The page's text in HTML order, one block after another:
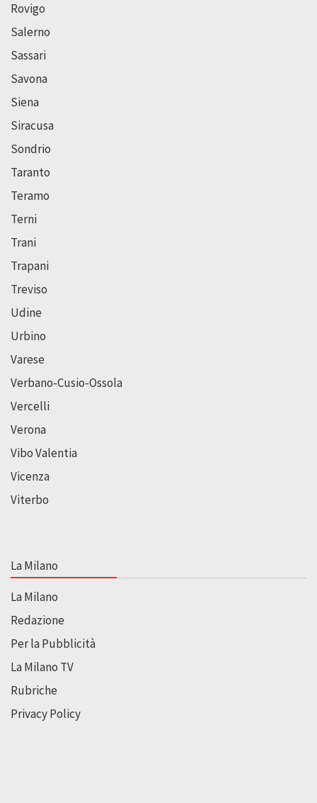
Rovigo
Salerno
Sassari
Savona
Siena
Siracusa
Sondrio
Taranto
Teramo
Terni
Trani
Trapani
Treviso
Udine
Urbino
Varese
Verbano-Cusio-Ossola
Vercelli
Verona
Vibo Valentia
Vicenza
Viterbo
La Milano
La Milano
Redazione
Per la Pubblicità
La Milano TV
Rubriche
Privacy Policy